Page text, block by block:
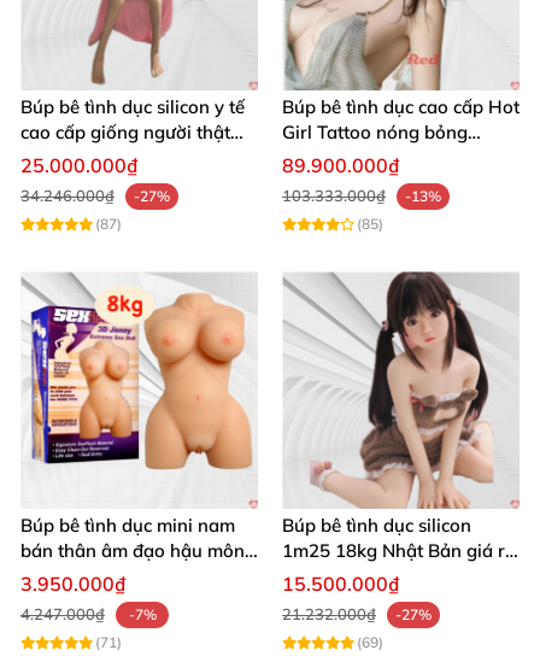
Búp bê tình dục silicon y tế
cao cấp giống người thật
1m50
25.000.000₫
34.246.000₫
-27%
(87)
Búp bê tình dục cao cấp Hot
Girl Tattoo nóng bỏng
quyến rũ
89.900.000₫
103.333.000₫
-13%
(85)
Búp bê tình dục mini nam
bán thân âm đạo hậu môn
hưng phấn bất tận
3.950.000₫
4.247.000₫
-7%
(71)
Búp bê tình dục silicon
1m25 18kg Nhật Bản giá rẻ
cao cấp
15.500.000₫
21.232.000₫
-27%
(69)